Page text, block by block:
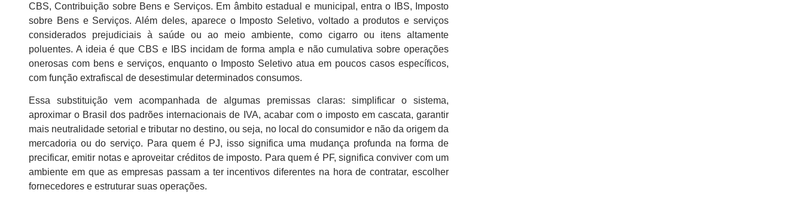
CBS, Contribuição sobre Bens e Serviços. Em âmbito estadual e municipal, entra o IBS, Imposto
sobre Bens e Serviços. Além deles, aparece o Imposto Seletivo, voltado a produtos e serviços
considerados prejudiciais à saúde ou ao meio ambiente, como cigarro ou itens altamente
poluentes. A ideia é que CBS e IBS incidam de forma ampla e não cumulativa sobre operações
onerosas com bens e serviços, enquanto o Imposto Seletivo atua em poucos casos específicos,
com função extrafiscal de desestimular determinados consumos.
Essa substituição vem acompanhada de algumas premissas claras: simplificar o sistema,
aproximar o Brasil dos padrões internacionais de IVA, acabar com o imposto em cascata, garantir
mais neutralidade setorial e tributar no destino, ou seja, no local do consumidor e não da origem da
mercadoria ou do serviço. Para quem é PJ, isso significa uma mudança profunda na forma de
precificar, emitir notas e aproveitar créditos de imposto. Para quem é PF, significa conviver com um
ambiente em que as empresas passam a ter incentivos diferentes na hora de contratar, escolher
fornecedores e estruturar suas operações.